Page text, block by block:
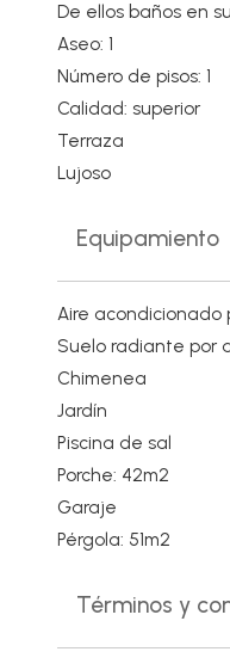
De ellos baños en
Aseo: 1
Número de pisos: 1
Calidad: superior
Terraza
Lujoso
Equipamiento
Aire acondicionado
Suelo radiante por
Chimenea
Jardín
Piscina de sal
Porche: 42m2
Garaje
Pérgola: 51m2
Términos y